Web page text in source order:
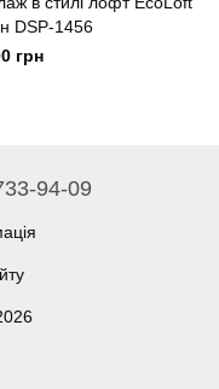
DSP-1456
грн
94-09